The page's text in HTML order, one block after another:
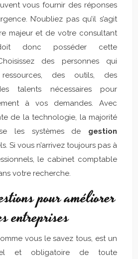
vous fournir des réponses
N’oubliez pas qu’il s’agit
majeur et de votre consultant
donc posséder cette
des personnes qui
des outils, des
talents nécessaires pour
à vos demandes. Avec
de la technologie, la majorité
les systèmes de gestion
Si vous n’arrivez toujours pas à
le cabinet comptable
votre recherche.
pour améliorer
entreprises
vous le savez tous, est un
et obligatoire de toute